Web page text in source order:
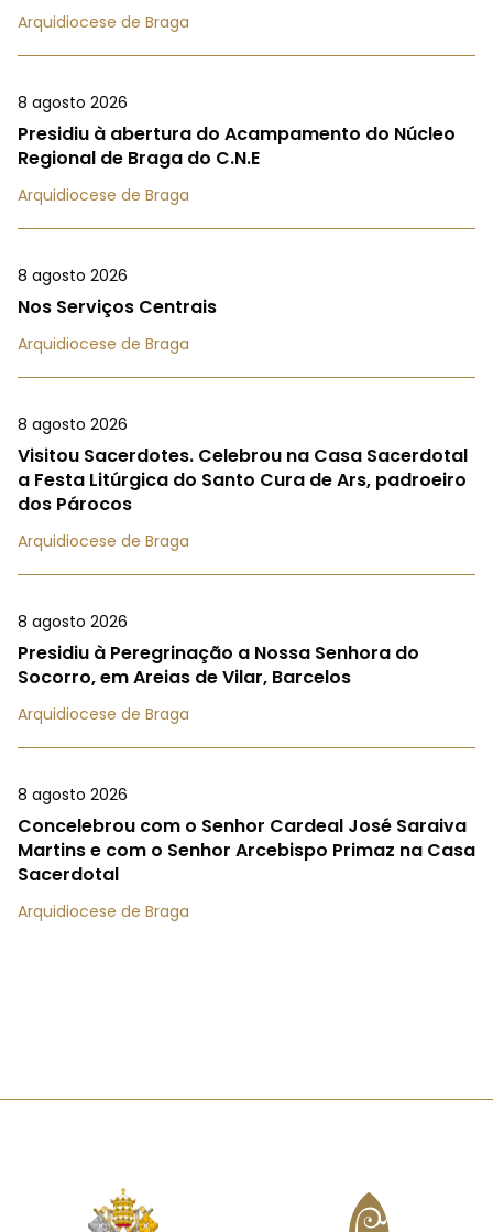
Arquidiocese de Braga
8 agosto 2026
Presidiu à abertura do Acampamento do Núcleo
Regional de Braga do C.N.E
Arquidiocese de Braga
8 agosto 2026
Nos Serviços Centrais
Arquidiocese de Braga
8 agosto 2026
Visitou Sacerdotes. Celebrou na Casa Sacerdotal
a Festa Litúrgica do Santo Cura de Ars, padroeiro
dos Párocos
Arquidiocese de Braga
8 agosto 2026
Presidiu à Peregrinação a Nossa Senhora do
Socorro, em Areias de Vilar, Barcelos
Arquidiocese de Braga
8 agosto 2026
Concelebrou com o Senhor Cardeal José Saraiva
Martins e com o Senhor Arcebispo Primaz na Casa
Sacerdotal
Arquidiocese de Braga